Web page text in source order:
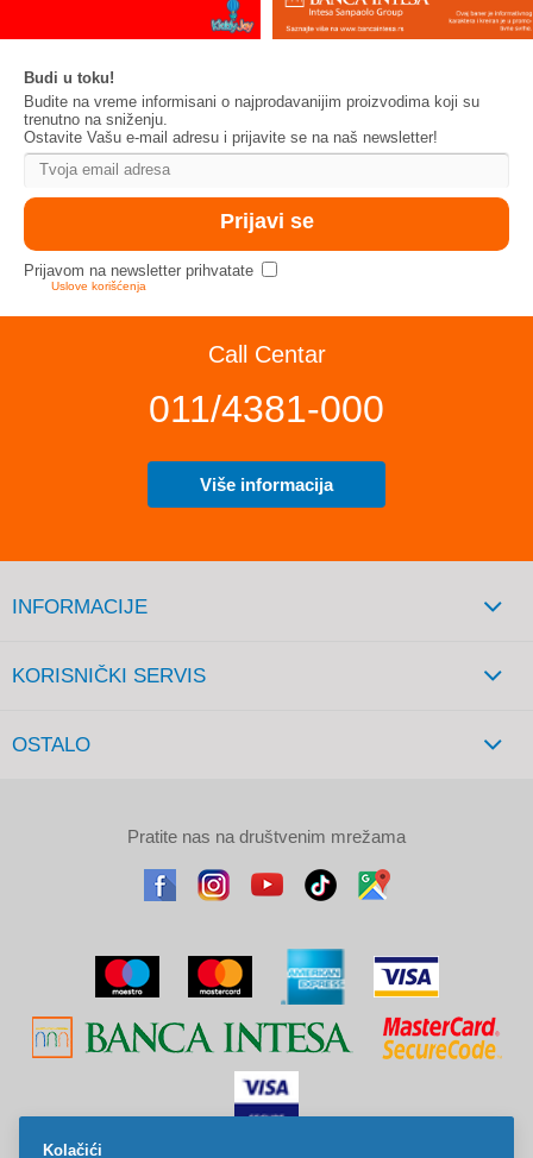
Budi u toku!
Budite na vreme informisani o najprodavanijim proizvodima koji su
trenutno na sniženju.
Ostavite Vašu e-mail adresu i prijavite se na naš newsletter!
Prijavom na newsletter prihvatate
Uslove korišćenja
Call Centar
011/4381-000
Više informacija
INFORMACIJE
KORISNIČKI SERVIS
OSTALO
Kolačići
Pratite nas na društvenim mrežama